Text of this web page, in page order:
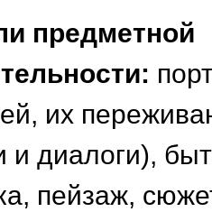
предметной
их
и диалоги),
пейзаж,